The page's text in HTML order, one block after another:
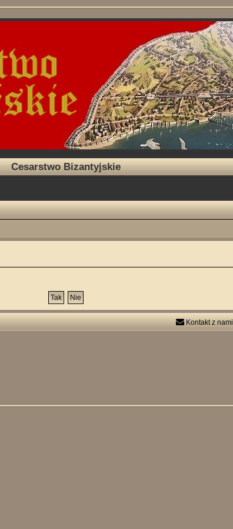
Cesarstwo Bizantyjskie
Kontakt z nami